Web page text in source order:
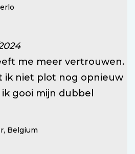
me meer vertrouwen.
ik niet plot nog opnieuw
gooi mijn dubbel
Belgium